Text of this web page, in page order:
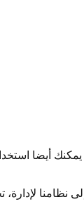
يمكنك أيضا
لإدارة،